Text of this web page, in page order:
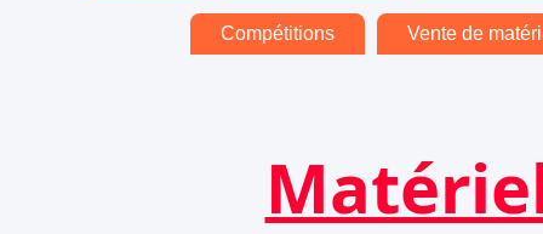
Compétitions Vente de